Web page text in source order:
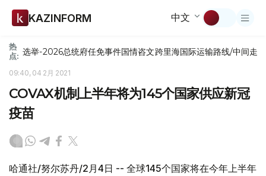
KAZINFORM 中文
热
点: 选举-2026总统府任免事件国情咨文跨里海国际运输路线/中间走廊
09:40, 04 2月 2021
COVAX机制上半年将为145个国家供应新冠
疫苗
哈通社/努尔苏丹/2月4日 -- 全球145个国家将在今年上半年